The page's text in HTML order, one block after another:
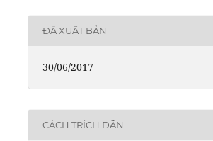
ĐÃ XUẤT BẢN
30/06/2017
CÁCH TRÍCH DẪN